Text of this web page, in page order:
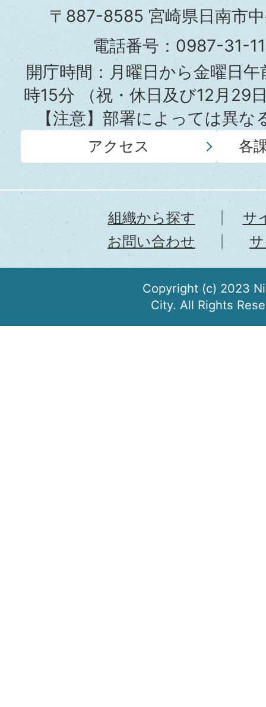
市
役
所
〒887-8585 宮崎県日南市
電話番号：0987-31-
開庁時間：月曜日から金曜日
時15分（祝・休日及び12月29
【注意】部署によっては異
アクセス 各
組織から探す
サ
お問い合わせ
Copyright (c) 2023
City. All Rights